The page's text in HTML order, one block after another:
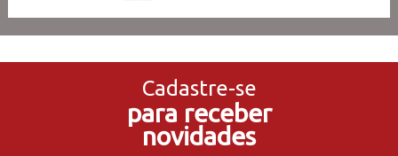
no Cartão de Crédito
5% de Desconto
no Pagamento PIX
Cadastre-se
para receber
novidades